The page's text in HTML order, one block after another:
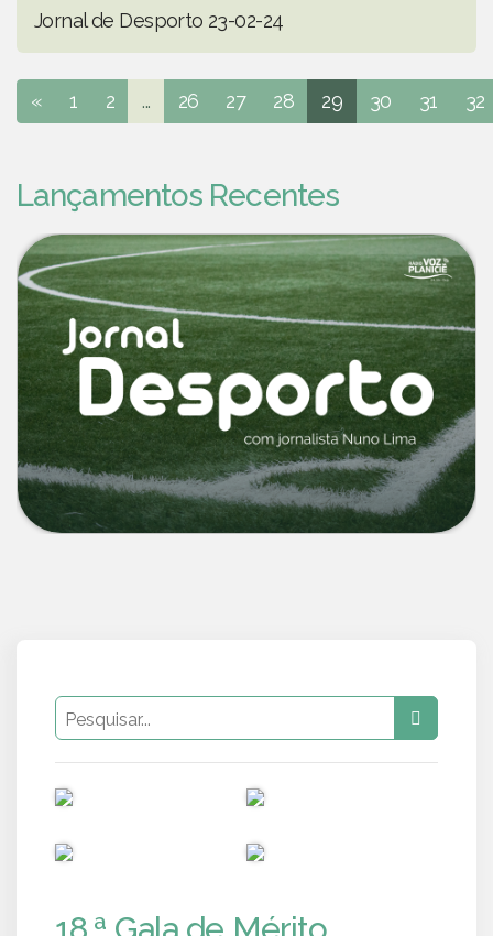
Jornal de Desporto 23-02-24
« 1 2 ... 26 27 28 29 30 31 32
Lançamentos Recentes